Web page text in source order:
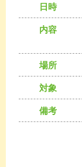
日時
内容
場所
対象
備考